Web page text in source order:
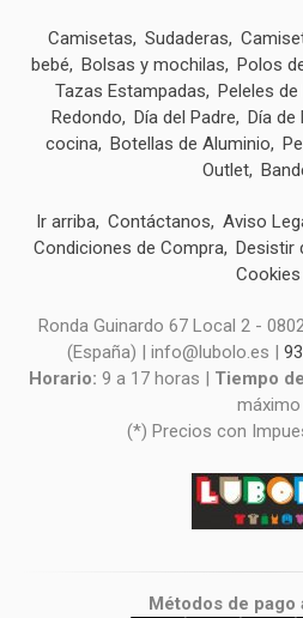
Camisetas Sudaderas
bebé
Bolsas y mochilas Polos
Tazas Estampadas
Peleles de
Redondo
Día del Padre Día de
cocina Botellas de Aluminio
Outlet
Ir arriba Contáctanos Aviso
Condiciones de Compra Desistir
Cookies
Ronda Guinardo 67 Local 2 -
(España) | info@lubolo.es |
Horario: 9 a 17 horas | Tiempo
máximo
(*) Precios con
Métodos de pago